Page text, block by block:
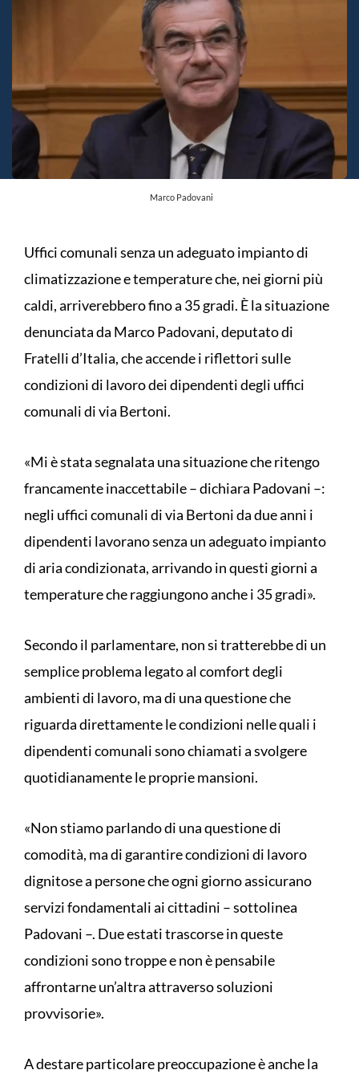
Marco Padovani
Uffici comunali senza un adeguato impianto di
climatizzazione e temperature che, nei giorni più
caldi, arriverebbero fino a 35 gradi. È la situazione
denunciata da Marco Padovani, deputato di
Fratelli d’Italia, che accende i riflettori sulle
condizioni di lavoro dei dipendenti degli uffici
comunali di via Bertoni.
«Mi è stata segnalata una situazione che ritengo
francamente inaccettabile – dichiara Padovani –:
negli uffici comunali di via Bertoni da due anni i
dipendenti lavorano senza un adeguato impianto
di aria condizionata, arrivando in questi giorni a
temperature che raggiungono anche i 35 gradi».
Secondo il parlamentare, non si tratterebbe di un
semplice problema legato al comfort degli
ambienti di lavoro, ma di una questione che
riguarda direttamente le condizioni nelle quali i
dipendenti comunali sono chiamati a svolgere
quotidianamente le proprie mansioni.
«Non stiamo parlando di una questione di
comodità, ma di garantire condizioni di lavoro
dignitose a persone che ogni giorno assicurano
servizi fondamentali ai cittadini – sottolinea
Padovani –. Due estati trascorse in queste
condizioni sono troppe e non è pensabile
affrontarne un’altra attraverso soluzioni
provvisorie».
A destare particolare preoccupazione è anche la